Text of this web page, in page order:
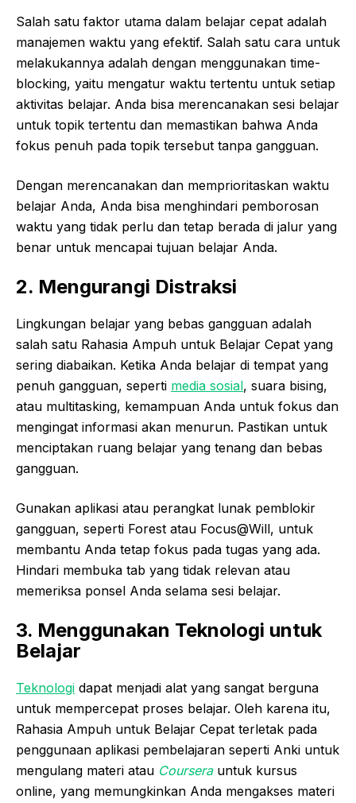
Salah satu faktor utama dalam belajar cepat adalah
manajemen waktu yang efektif. Salah satu cara untuk
melakukannya adalah dengan menggunakan time-
blocking, yaitu mengatur waktu tertentu untuk setiap
aktivitas belajar. Anda bisa merencanakan sesi belajar
untuk topik tertentu dan memastikan bahwa Anda
fokus penuh pada topik tersebut tanpa gangguan.
Dengan merencanakan dan memprioritaskan waktu
belajar Anda, Anda bisa menghindari pemborosan
waktu yang tidak perlu dan tetap berada di jalur yang
benar untuk mencapai tujuan belajar Anda.
2. Mengurangi Distraksi
Lingkungan belajar yang bebas gangguan adalah
salah satu Rahasia Ampuh untuk Belajar Cepat yang
sering diabaikan. Ketika Anda belajar di tempat yang
penuh gangguan, seperti media sosial, suara bising,
atau multitasking, kemampuan Anda untuk fokus dan
mengingat informasi akan menurun. Pastikan untuk
menciptakan ruang belajar yang tenang dan bebas
gangguan.
Gunakan aplikasi atau perangkat lunak pemblokir
gangguan, seperti Forest atau Focus@Will, untuk
membantu Anda tetap fokus pada tugas yang ada.
Hindari membuka tab yang tidak relevan atau
memeriksa ponsel Anda selama sesi belajar.
3. Menggunakan Teknologi untuk
Belajar
Teknologi dapat menjadi alat yang sangat berguna
untuk mempercepat proses belajar. Oleh karena itu,
Rahasia Ampuh untuk Belajar Cepat terletak pada
penggunaan aplikasi pembelajaran seperti Anki untuk
mengulang materi atau Courserauntuk kursus
online, yang memungkinkan Anda mengakses materi